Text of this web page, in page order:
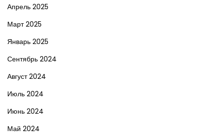
Апрель 2025
Март 2025
Январь 2025
Сентябрь 2024
Август 2024
Июль 2024
Июнь 2024
Май 2024